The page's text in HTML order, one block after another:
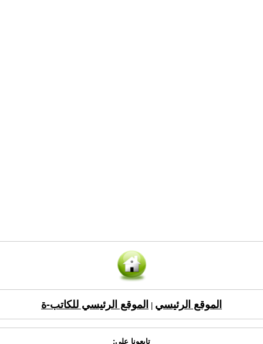
الموقع الرئيسي الموقع الرئيسي للكاتب-ة
تابعونا على: